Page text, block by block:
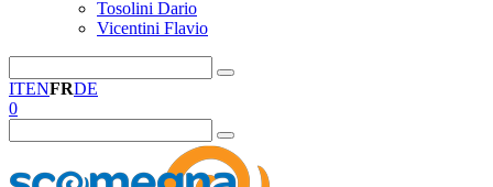
Tosolini Dario
Vicentini Flavio
ITENFRDE
0